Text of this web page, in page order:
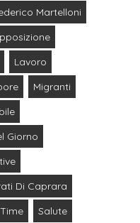
Martelloni
Lavoro
Migranti
Giorno
Di Caprara
Salute